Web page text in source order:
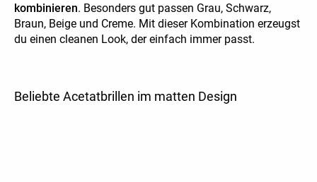
kombinieren. Besonders gut passen Grau, Schwarz,
Braun, Beige und Creme. Mit dieser Kombination erzeugst
du einen cleanen Look, der einfach immer passt.
Beliebte Acetatbrillen im matten Design